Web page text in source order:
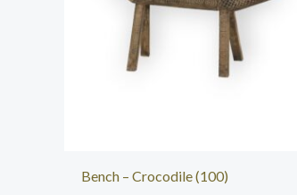
Bench – Crocodile (100)